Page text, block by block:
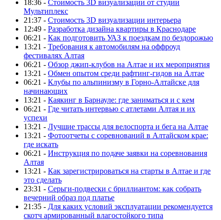
18:36 - Стоимость 3D визуализации от студии
Мультиплекс
21:37 - Стоимость 3D визуализации интерьера
12:49 - Разработка дизайна квартиры в Краснодаре
06:21 - Как подготовить УАЗ к поездкам по бездорожью
13:21 - Требования к автомобилям на оффроуд
фестивалях Алтая
06:21 - Обзор джип-клубов на Алтае и их мероприятия
13:21 - Обмен опытом среди рафтинг-гидов на Алтае
06:21 - Клубы по альпинизму в Горно-Алтайске для
начинающих
13:21 - Каякинг в Барнауле: где заниматься и с кем
06:21 - Где читать интервью с атлетами Алтая и их
успехи
13:21 - Лучшие трассы для велоспорта и бега на Алтае
13:21 - Фотоотчеты с соревнований в Алтайском крае:
где искать
06:21 - Инструкция по подаче заявки на соревнования
Алтая
13:21 - Как зарегистрироваться на старты в Алтае и где
это сделать
23:31 - Серьги-подвески с бриллиантом: как собрать
вечерний образ под платье
21:35 - Для каких условий эксплуатации рекомендуется
скотч армированный влагостойкого типа